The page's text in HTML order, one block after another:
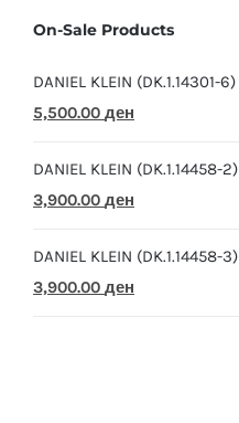
On-Sale Products
DANIEL KLEIN (DK.1.14301-6)
Original
was:
10,390.00 ден.
5,500.00 ден
is:
5,500.00 ден.
DANIEL KLEIN (DK.1.14458-2)
Original
was:
7,490.00 ден.
3,900.00 ден
is:
3,900.00 ден.
DANIEL KLEIN (DK.1.14458-3)
Original
3,900.00 ден